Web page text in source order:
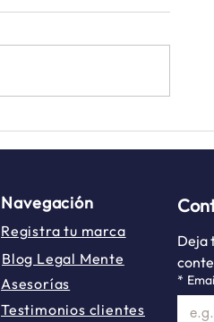
Edición Abril
Navegación
Registra tu marca
Blog Legal Mente
Asesorías
Testimonios clientes
Deja
*